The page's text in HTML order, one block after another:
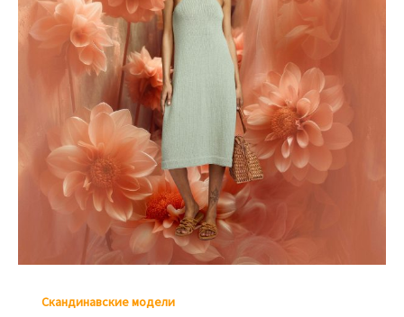
Скандинавские модели